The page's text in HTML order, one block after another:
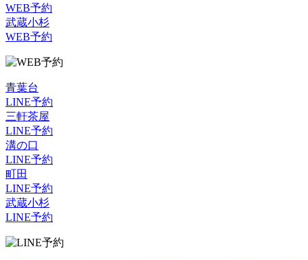
WEB予約
武蔵小杉
WEB予約
青葉台
LINE予約
三軒茶屋
LINE予約
溝の口
LINE予約
町田
LINE予約
武蔵小杉
LINE予約